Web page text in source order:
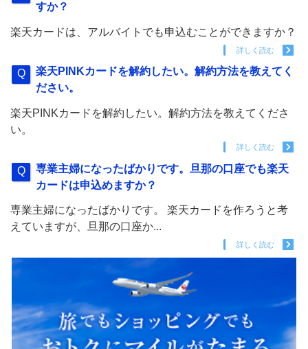
すか？
楽天カードは、アルバイトでも申込むことができますか？
詳しく読む
楽天PINKカードを解約したい。解約方法を教えてく
ださい。
楽天PINKカードを解約したい。解約方法を教えてくださ
い。
詳しく読む
専業主婦になったばかりです。旦那の口座でも楽天
カードは申込めますか？
専業主婦になったばかりです。 楽天カードを作ろうと考
えていますが、旦那の口座か...
詳しく読む